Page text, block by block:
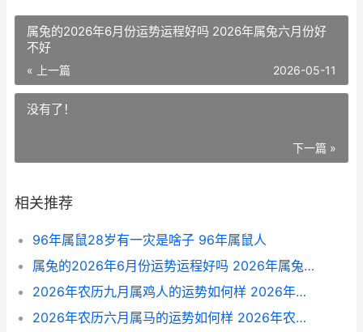
属兔的2026年6月份运势运程好吗 2026年属兔六月份好
不好
« 上一篇 2026-05-11
没有了！
下一篇 »
相关推荐
96年属鼠28岁有一灾是啥子 96年属鼠人
属兔的2026年6月份运势运程好吗 2026年属兔六月份好不好
2026年农历九月属鸡人的运势如何样 2026年农历九月十一是什么星座
2026年农历六月属马的运势如何样 2026年农历六月十九是几号